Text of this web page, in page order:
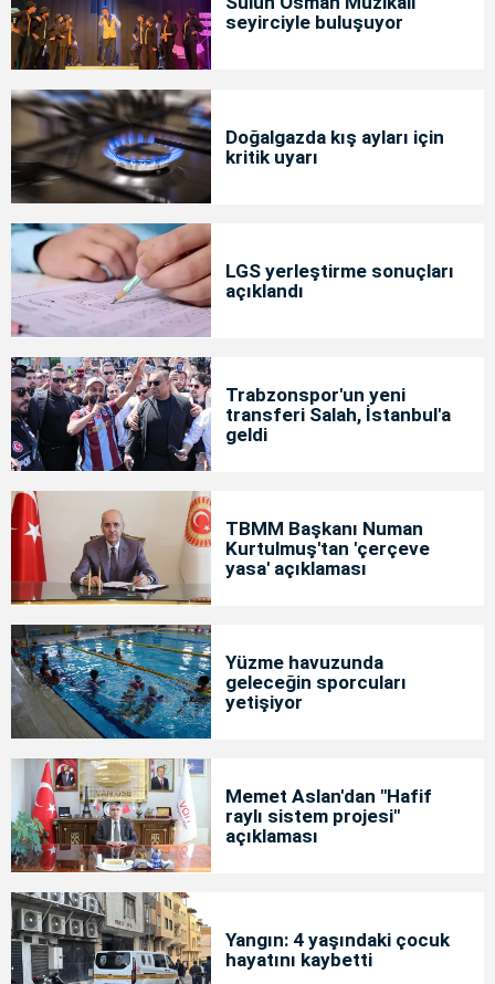
seyirciyle buluşuyor
Doğalgazda kış ayları için
kritik uyarı
LGS yerleştirme sonuçları
açıklandı
Trabzonspor'un yeni
transferi Salah, İstanbul'a
geldi
TBMM Başkanı Numan
Kurtulmuş'tan 'çerçeve
yasa' açıklaması
Yüzme havuzunda
geleceğin sporcuları
yetişiyor
Memet Aslan'dan "Hafif
raylı sistem projesi"
açıklaması
Yangın: 4 yaşındaki çocuk
hayatını kaybetti